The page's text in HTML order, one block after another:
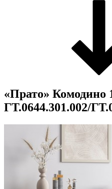
«Прато» Комодино
ГТ.0644.301.002/